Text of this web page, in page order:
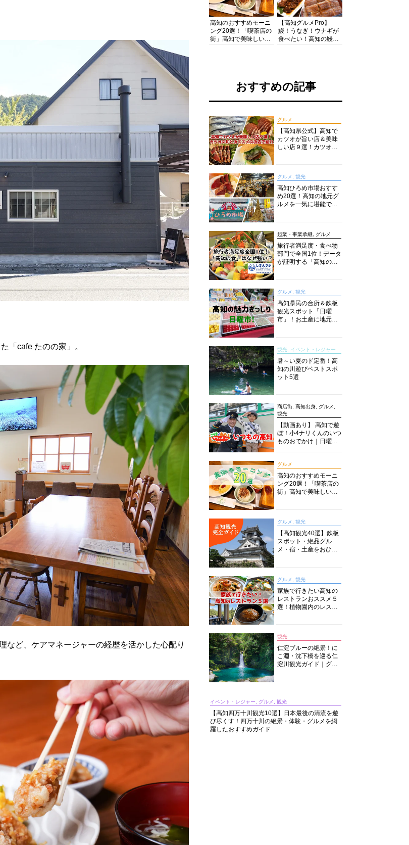
「cafe たのの家」。
など、ケアマネージャーの経歴を活かした心配り
高知のおすすめモーニ
ング20選！「喫茶店の
街」高知で美味しい喫
【高知グルメPro】
鰻！うなぎ！ウナギが
食べたい！高知の鰻の
おすすめの記事
グルメ
【高知県公式】高知で
カツオが旨い店＆美味
しい店９選！カツオの
グルメ, 観光
高知ひろめ市場おすす
め20選！高知の地元グ
ルメを一気に堪能でき
起業・事業承継, グルメ
旅行者満足度・食べ物
部門で全国1位！データ
が証明する「高知の
グルメ, 観光
高知県民の台所＆鉄板
観光スポット「日曜
市」！お土産に地元野
説！
観光, イベント・レジャー
暑～い夏のド定番！高
知の川遊びベストスポ
ット5選
商店街, 高知出身, グルメ,
観光
【動画あり】 高知で遊
ぼ！小4ナリくんのいつ
ものおでかけ｜日曜市
グルメ
高知のおすすめモーニ
ング20選！「喫茶店の
街」高知で美味しい喫
グルメ, 観光
【高知観光40選】鉄板
スポット・絶品グル
メ・宿・土産をおひと
グルメ, 観光
家族で行きたい高知の
レストランおススメ５
選！植物園内のレスト
観光
仁淀ブルーの絶景！に
こ淵・沈下橋を巡る仁
淀川観光ガイド｜グル
イベント・レジャー, グルメ, 観光
【高知四万十川観光10選】日本最後の清流を遊
び尽くす！四万十川の絶景・体験・グルメを網
羅したおすすめガイド